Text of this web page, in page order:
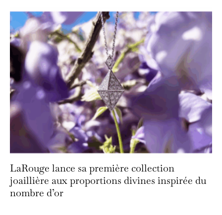
LaRouge lance sa première collection
joaillière aux proportions divines inspirée du
nombre d’or